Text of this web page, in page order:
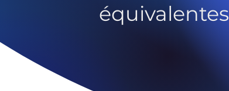
équivalentes